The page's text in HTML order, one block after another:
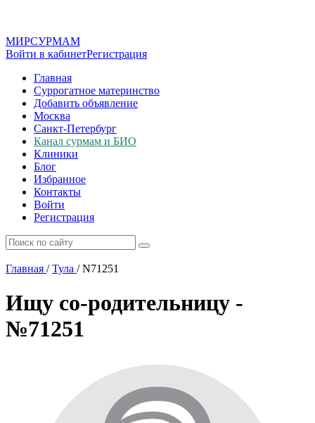
МИРСУРМАМ
Войти в кабинетРегистрация
Главная
Суррогатное материнство
Добавить объявление
Москва
Санкт-Петербург
Канал сурмам и БИО
Клиники
Блог
Избранное
Контакты
Войти
Регистрация
Главная / Тула /N71251
Ищу со-родительницу -
№71251